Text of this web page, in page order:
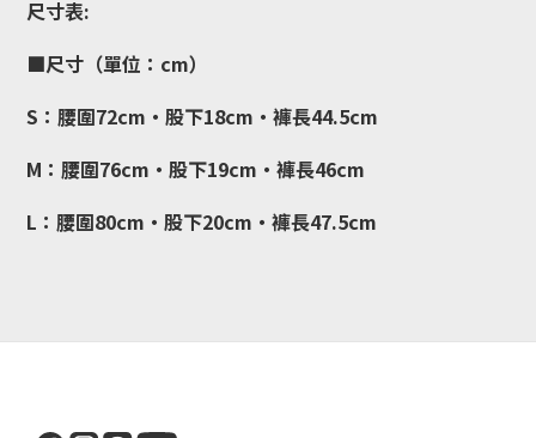
尺寸表:
■尺寸（單位：cm）
S：腰圍72cm・股下18cm・褲長44.5cm
M：腰圍76cm・股下19cm・褲長46cm
L：腰圍80cm・股下20cm・褲長47.5cm